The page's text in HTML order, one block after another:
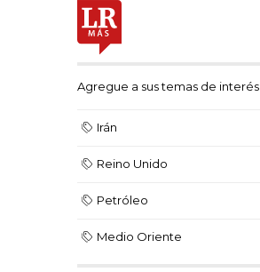
Agregue a sus temas de interés
Irán
Reino Unido
Petróleo
Medio Oriente